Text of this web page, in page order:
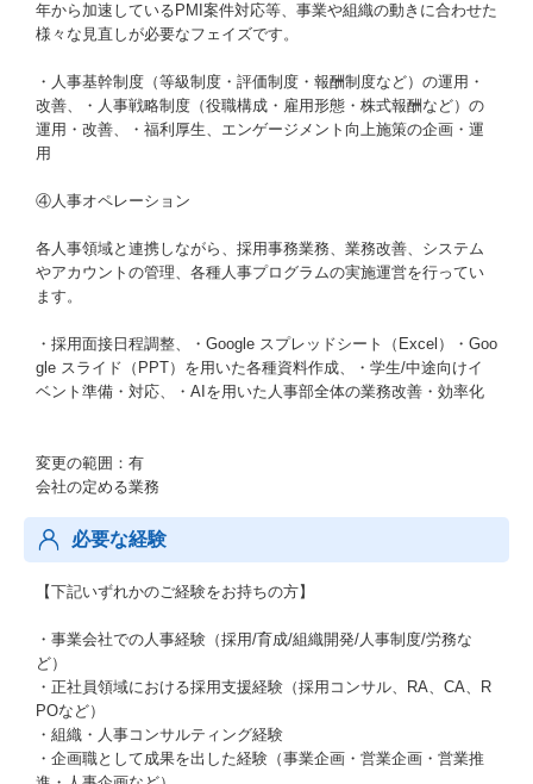
年から加速しているPMI案件対応等、事業や組織の動きに合わせた
様々な見直しが必要なフェイズです。
・人事基幹制度（等級制度・評価制度・報酬制度など）の運用・
改善、・人事戦略制度（役職構成・雇用形態・株式報酬など）の
運用・改善、・福利厚生、エンゲージメント向上施策の企画・運
用
④人事オペレーション
各人事領域と連携しながら、採用事務業務、業務改善、システム
やアカウントの管理、各種人事プログラムの実施運営を行ってい
ます。
・採用面接日程調整、・Google スプレッドシート（Excel）・Goo
gle スライド（PPT）を用いた各種資料作成、・学生/中途向けイ
ベント準備・対応、・AIを用いた人事部全体の業務改善・効率化
変更の範囲：有
会社の定める業務
必要な経験
【下記いずれかのご経験をお持ちの方】
・事業会社での人事経験（採用/育成/組織開発/人事制度/労務な
ど）
・正社員領域における採用支援経験（採用コンサル、RA、CA、R
POなど）
・組織・人事コンサルティング経験
・企画職として成果を出した経験（事業企画・営業企画・営業推